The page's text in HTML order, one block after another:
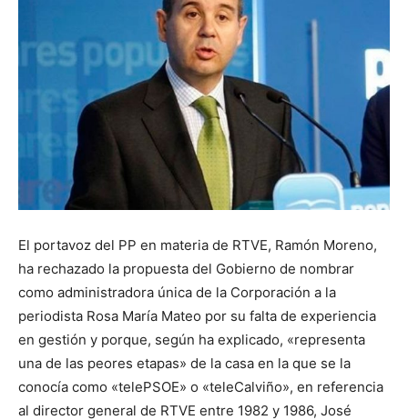
El portavoz del PP en materia de RTVE, Ramón Moreno,
ha rechazado la propuesta del Gobierno de nombrar
como administradora única de la Corporación a la
periodista Rosa María Mateo por su falta de experiencia
en gestión y porque, según ha explicado, «representa
una de las peores etapas» de la casa en la que se la
conocía como «telePSOE» o «teleCalviño», en referencia
al director general de RTVE entre 1982 y 1986, José